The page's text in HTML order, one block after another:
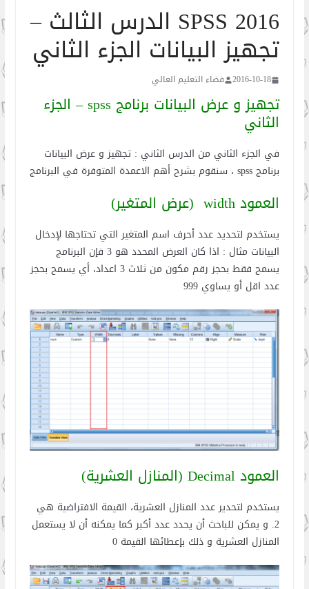
SPSS 2016 الدرس الثالث –
تجهيز البيانات الجزء الثاني
2016-10-18 فضاء التعليم العالي
تجهيز و عرض البيانات برنامج spss – الجزء
الثاني
في الجزء الثاني من الدرس الثاني : تجهيز و عرض البيانات
برنامج spss ، سنقوم بشرح أهم الاعمدة المتوفرة في البرنامج
العمود width (عرض المتغير)
يستخدم لتحديد عدد أحرف اسم المتغير التي تحتاجها لإدخال
البيانات مثال : اذا كان العرض المحدد هو 3 فإن البرنامج
يسمح فقط بحجز رقم مكون من ثلاث 3 اعداد، أي يسمح بحجز
عدد اقل أو يساوي 999
العمود Decimal (المنازل العشرية)
يستخدم لتحدير عدد المنازل العشرية، القيمة الافتراضية هي
2. و يمكن للباحث أن يحدد عدد أكبر كما يمكنه أن لا يستعمل
المنازل العشرية و ذلك بإعطائها القيمة 0